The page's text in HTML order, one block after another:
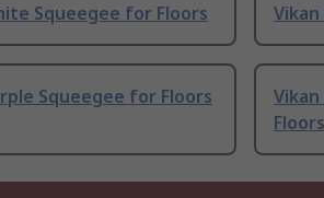
Squeegee for Floors
Squeegee for Floors
Floors